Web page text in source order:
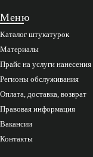
Меню
Каталог штукатурок
Материалы
Прайс на услуги нанесения
Регионы обслуживания
Оплата, доставка, возврат
Правовая информация
Вакансии
Контакты